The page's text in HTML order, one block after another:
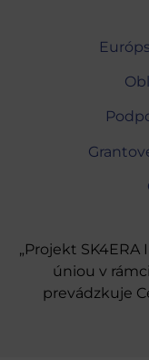
„Projekt
úniou v
prevádzkuje